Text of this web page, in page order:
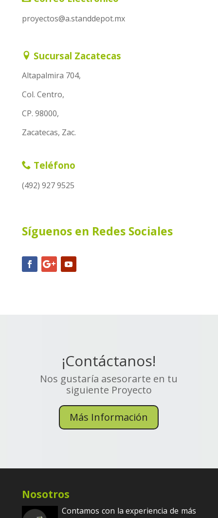
proyectos@a.standdepot.mx
Sucursal Zacatecas
Altapalmira 704,
Col. Centro,
CP. 98000,
Zacatecas, Zac.
Teléfono
(492) 927 9525
Síguenos en Redes Sociales
¡Contáctanos!
Nos gustaría asesorarte en tu
siguiente Proyecto
Más Información
Nosotros
Contamos con la experiencia de más